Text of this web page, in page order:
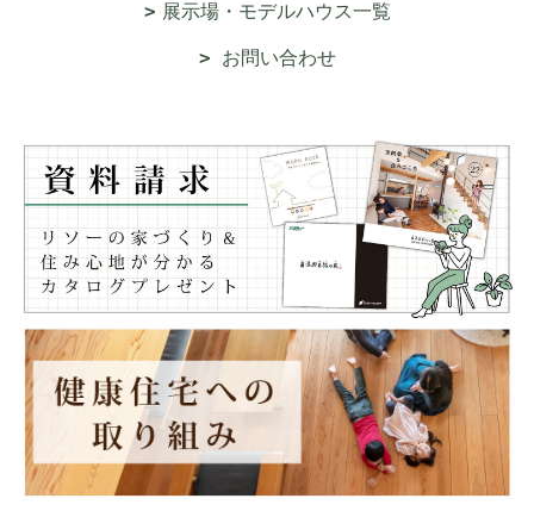
展示場・モデルハウス一覧
お問い合わせ